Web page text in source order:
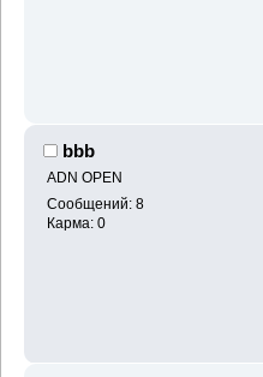
bbb
ADN OPEN
Сообщений: 8
Карма: 0